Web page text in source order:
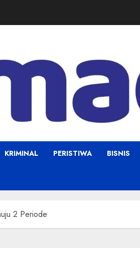
KRIMINAL PERISTIWA BISNIS
2 Periode